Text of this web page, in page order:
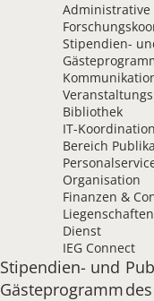
Administrative
Stipendien-
Bibliothek
IT-Koordination
Bereich
Organisation
Finanzen &
Dienst
IEG Connect
Stipendien- und
Gästeprogramm